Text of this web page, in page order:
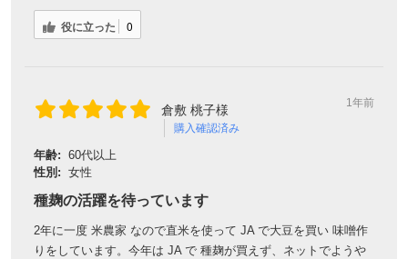
役に立った 0
倉敷 桃子様
購入確認済み
1年前
年齢: 60代以上
性別: 女性
種麹の活躍を待っています
2年に一度 米農家 なので直米を使って JA で大豆を買い 味噌作
りをしています。今年は JA で 種麹が買えず、ネットでようや